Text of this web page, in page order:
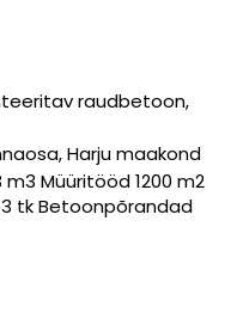
raudbetoon,
Harju maakond
Müüritööd 1200 m2
tk Betoonpõrandad